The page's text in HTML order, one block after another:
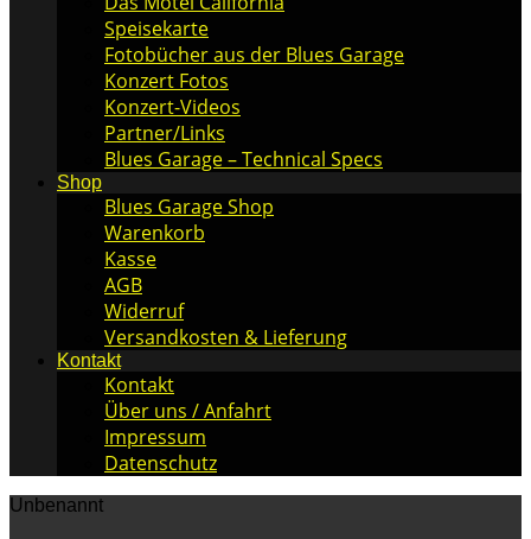
Speisekarte
Fotobücher aus der Blues Garage
Konzert Fotos
Konzert-Videos
Partner/Links
Blues Garage – Technical Specs
Shop
Blues Garage Shop
Warenkorb
Kasse
AGB
Widerruf
Versandkosten & Lieferung
Kontakt
Kontakt
Über uns / Anfahrt
Impressum
Datenschutz
Unbenannt